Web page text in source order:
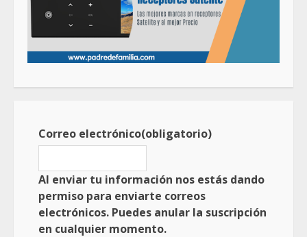
Correo electrónico(obligatorio)
Al enviar tu información nos estás dando
permiso para enviarte correos
electrónicos. Puedes anular la suscripción
en cualquier momento.